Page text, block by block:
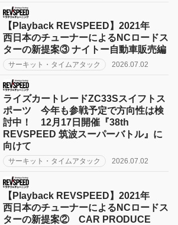
【Playback REVSPEED】2021年
西日本のチューナーによるNCロードス
ターの新提案③ ナイトー自動車販売編
サーキット・タイムアタック 2026.07.02
ライズカートレードZC33Sスイフトス
ポーツ 今年も参戦予定で方向性は検
討中！ 12月17日開催『38th
REVSPEED 筑波スーパーバトル』に
向けて
サーキット・タイムアタック 2026.07.02
【Playback REVSPEED】2021年
西日本のチューナーによるNCロードス
ターの新提案② CAR PRODUCE